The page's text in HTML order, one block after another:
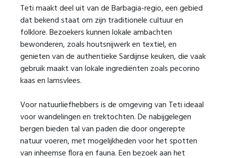
Teti maakt deel uit van de Barbagia-regio, een gebied
dat bekend staat om zijn traditionele cultuur en
folklore. Bezoekers kunnen lokale ambachten
bewonderen, zoals houtsnijwerk en textiel, en
genieten van de authentieke Sardijnse keuken, die vaak
gebruik maakt van lokale ingrediënten zoals pecorino
kaas en lamsvlees.
Voor natuurliefhebbers is de omgeving van Teti ideaal
voor wandelingen en trektochten. De nabijgelegen
bergen bieden tal van paden die door ongerepte
natuur voeren, met mogelijkheden voor het spotten
van inheemse flora en fauna. Een bezoek aan het